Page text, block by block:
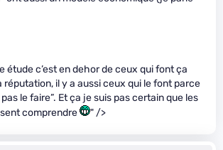
étude c’est en dehor de ceux qui font ça
réputation, il y a aussi ceux qui le font parce
le faire”. Et ça je suis pas certain que les
comprendre
" />